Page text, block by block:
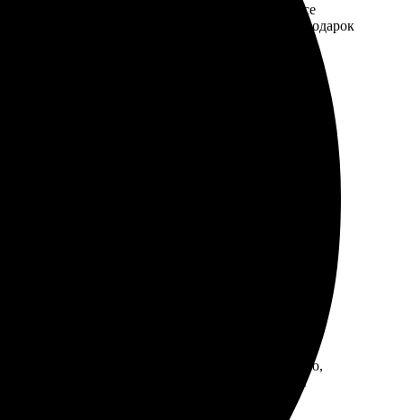
яркие и насыщенные. Заказала через сайт, все
Рекомендую всем, кто хочет сделать подарок
Доставка тоже порадовала, всё аккуратно
занял много времени. Просто выбрала фотографию,
теперь не только мои яркие воспоминания, но и